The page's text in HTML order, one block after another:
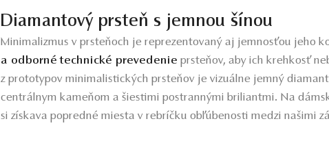
Diamantový prsteň s jemnou šínou
Minimalizmus v prsteňoch je reprezentovaný aj jemnosťou jeho
a odborné technické prevedenie prsteňov, aby ich krehkosť
z prototypov minimalistických prsteňov je vizuálne jemný
centrálnym kameňom a šiestimi postrannými briliantmi. Na
si získava popredné miesta v rebríčku obľúbenosti medzi našimi